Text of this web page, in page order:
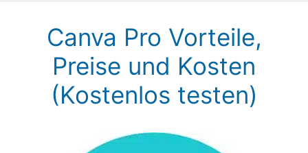
Canva Pro Vorteile,
Preise und Kosten
(Kostenlos testen)